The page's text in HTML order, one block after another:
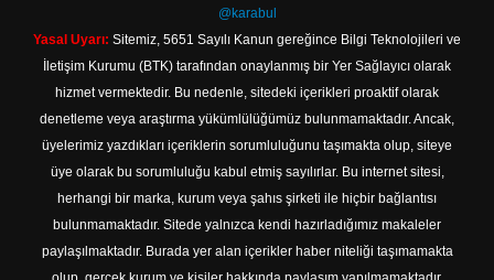
@karabul
Yasal Uyarı: Sitemiz, 5651 Sayılı Kanun gereğince Bilgi Teknolojileri ve
İletişim Kurumu (BTK) tarafından onaylanmış bir Yer Sağlayıcı olarak
hizmet vermektedir. Bu nedenle, sitedeki içerikleri proaktif olarak
denetleme veya araştırma yükümlülüğümüz bulunmamaktadır. Ancak,
üyelerimiz yazdıkları içeriklerin sorumluluğunu taşımakta olup, siteye
üye olarak bu sorumluluğu kabul etmiş sayılırlar. Bu internet sitesi,
herhangi bir marka, kurum veya şahıs şirketi ile hiçbir bağlantısı
bulunmamaktadır. Sitede yalnızca kendi hazırladığımız makaleler
paylaşılmaktadır. Burada yer alan içerikler haber niteliği taşımamakta